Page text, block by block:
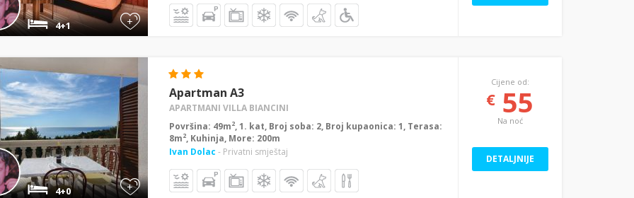
+
4+1
+
4+0
Apartman A3
APARTMANI VILLA BIANCINI
Površina: 49m2, 1. kat, Broj soba: 2, Broj kupaonica: 1, Terasa:
8m2, Kuhinja, More: 200m
Ivan Dolac - Privatni smještaj
Cijene od:
€ 55
Na noć
DETALJNIJE